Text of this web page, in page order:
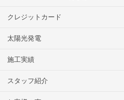
クレジットカード
太陽光発電
施工実績
スタッフ紹介